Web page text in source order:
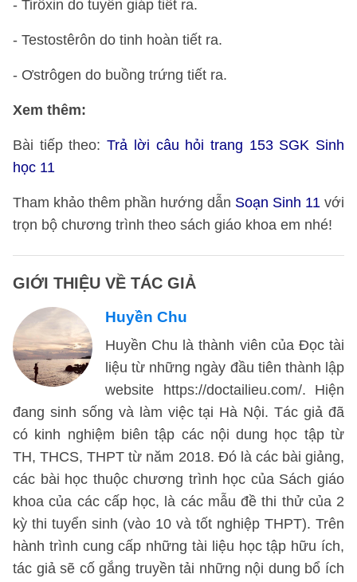
- Tirôxin do tuyến giáp tiết ra.
- Testostêrôn do tinh hoàn tiết ra.
- Ơstrôgen do buồng trứng tiết ra.
Xem thêm:
Bài tiếp theo:Trả lời câu hỏi trang 153 SGK Sinh
học 11
Tham khảo thêm phần hướng dẫn Soạn Sinh 11 với
trọn bộ chương trình theo sách giáo khoa em nhé!
GIỚI THIỆU VỀ TÁC GIẢ
Huyền Chu
Huyền Chu là thành viên của Đọc tài
liệu từ những ngày đầu tiên thành lập
website https://doctailieu.com/. Hiện
đang sinh sống và làm việc tại Hà Nội. Tác giả đã
có kinh nghiệm biên tập các nội dung học tập từ
TH, THCS, THPT từ năm 2018. Đó là các bài giảng,
các bài học thuộc chương trình học của Sách giáo
khoa của các cấp học, là các mẫu đề thi thử của 2
kỳ thi tuyển sinh (vào 10 và tốt nghiệp THPT). Trên
hành trình cung cấp những tài liệu học tập hữu ích,
tác giả sẽ cố gắng truyền tải những nội dung bổ ích